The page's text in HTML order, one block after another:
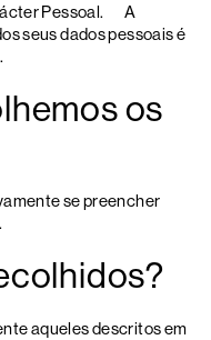
Pessoal. A
seus dados pessoais é
os
se preencher
aqueles descritos em